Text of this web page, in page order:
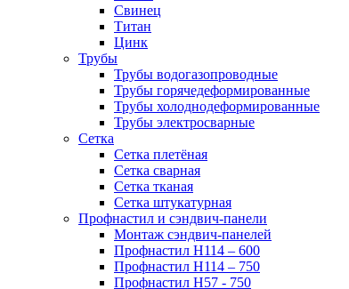
Свинец
Титан
Цинк
Трубы
Трубы водогазопроводные
Трубы горячедеформированные
Трубы холоднодеформированные
Трубы электросварные
Сетка
Сетка плетёная
Сетка сварная
Сетка тканая
Сетка штукатурная
Профнастил и сэндвич-панели
Монтаж сэндвич-панелей
Профнастил Н114 – 600
Профнастил Н114 – 750
Профнастил Н57 - 750